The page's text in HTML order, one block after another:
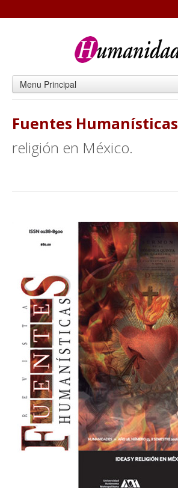
Menu Principal
Fuentes Humanísticas
religión en México.